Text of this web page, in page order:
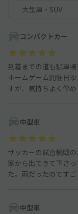
大型車・SUV
コンパクトカー
到着までの道も駐車場
ホームゲーム開催日
すが、気持ちよく停
中型車
サッカーの試合観戦
家から出てきて下さ
た。雨だったのです
中型車